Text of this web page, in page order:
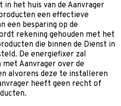
het huis van de Aanvrager
een effectieve
een besparing op de
rekening gehouden met het
die binnen de Dienst in
De energiefixer zal
Aanvrager over de
alvorens deze te installeren
heeft geen recht of